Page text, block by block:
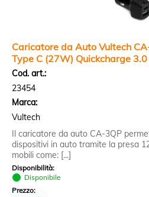
Caricatore da Auto Vultech
Type C (27W) Quickcharge
Cod. art.:
23454
Marca:
Vultech
Il caricatore da auto CA-3QP
dispositivi in auto tramite la presa
mobili come: [...]
Disponibilità:
Disponibile
Prezzo: